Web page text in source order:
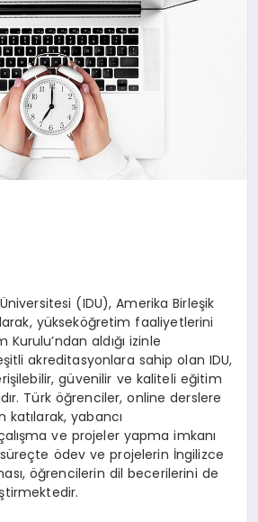
(IDU), Amerika Birleşik
yükseköğretim faaliyetlerini
aldığı izinle
akreditasyonlara sahip olan IDU,
güvenilir ve kaliteli eğitim
Türk öğrenciler, online derslere
katılarak, yabancı
ve projeler yapma imkanı
ödev ve projelerin İngilizce
öğrencilerin dil becerilerini de